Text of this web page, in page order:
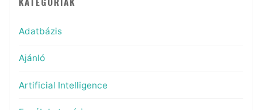
Adatbázis
Ajánló
Artificial Intelligence